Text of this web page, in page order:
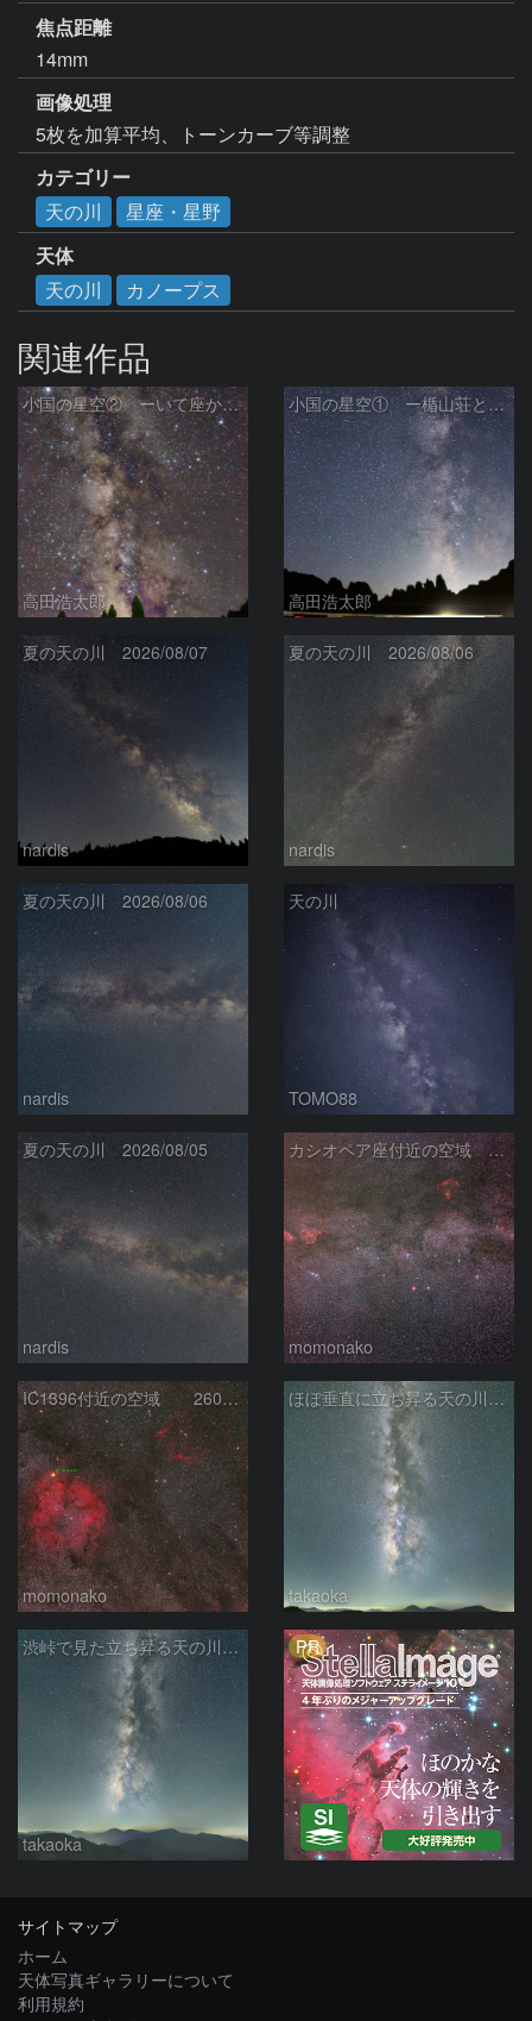
焦点距離
14mm
画像処理
5枚を加算平均、トーンカーブ等調整
カテゴリー
天の川
星座・星野
天体
天の川
カノープス
関連作品
小国の星空② ーいて座からわし座にかけての銀河ー
高田浩太郎
小国の星空① ー楯山荘と天の川ー
高田浩太郎
夏の天の川 2026/08/07
nardis
夏の天の川 2026/08/06
nardis
夏の天の川 2026/08/06
nardis
天の川
TOMO88
夏の天の川 2026/08/05
nardis
カシオペア座付近の空域 260720
momonako
IC1396付近の空域 260720
momonako
ほぼ垂直に立ち昇る天の川銀河
takaoka
渋峠で見た立ち昇る天の川銀河
takaoka
PR
サイトマップ
ホーム
天体写真ギャラリーについて
利用規約